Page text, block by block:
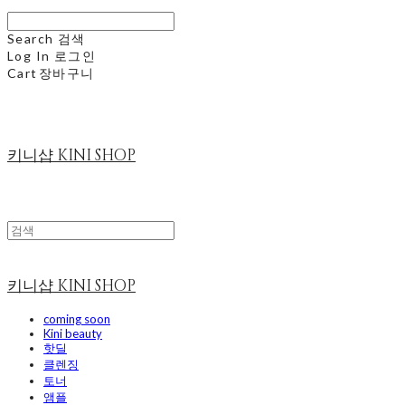
Search 검색
Log In 로그인
Cart 장바구니
키니샵 KINI SHOP
키니샵 KINI SHOP
coming soon
Kini beauty
핫딜
클렌징
토너
앰플